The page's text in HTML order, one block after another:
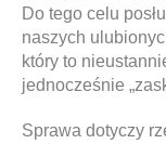
Do tego celu
naszych
który to
jednocześnie
Sprawa dotyczy